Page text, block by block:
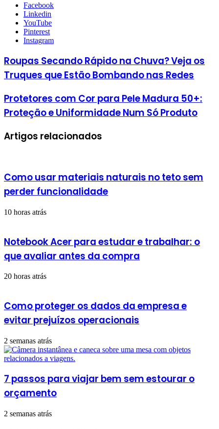
Facebook
Linkedin
YouTube
Pinterest
Instagram
Roupas Secando Rápido na Chuva? Veja os
Truques que Estão Bombando nas Redes
Protetores com Cor para Pele Madura 50+:
Proteção e Uniformidade Num Só Produto
Artigos relacionados
Como usar materiais naturais no teto sem
perder funcionalidade
10 horas atrás
Notebook Acer para estudar e trabalhar: o
que avaliar antes da compra
20 horas atrás
Como proteger os dados da empresa e
evitar prejuízos operacionais
2 semanas atrás
7 passos para viajar bem sem estourar o
orçamento
2 semanas atrás